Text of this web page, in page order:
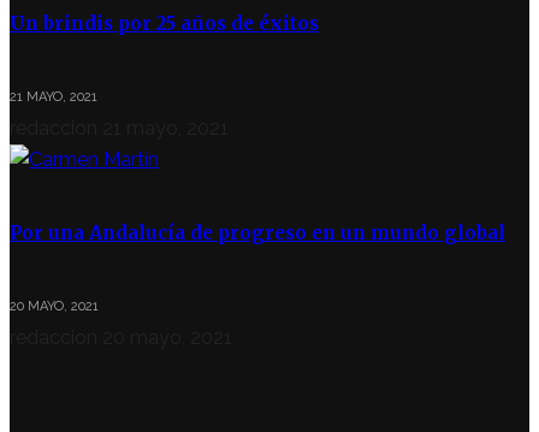
Un brindis por 25 años de éxitos
21 MAYO, 2021
Por una Andalucía de progreso en un mundo global
20 MAYO, 2021